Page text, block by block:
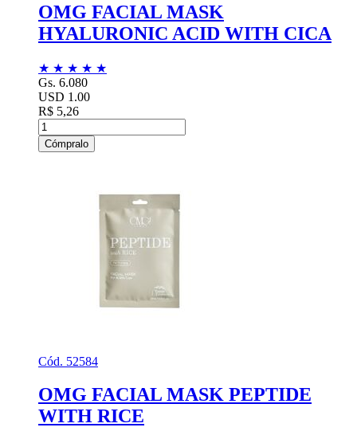
OMG FACIAL MASK
HYALURONIC ACID WITH CICA
★ ★ ★ ★ ★
Gs. 6.080
USD 1.00
R$ 5,26
Cómpralo
Cód. 52584
OMG FACIAL MASK PEPTIDE
WITH RICE